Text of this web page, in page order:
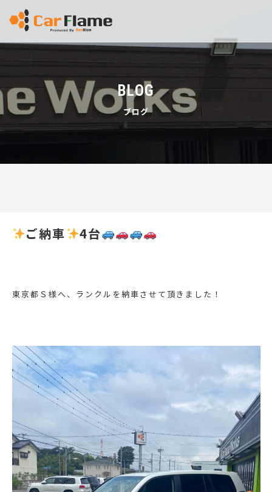
BLOG
ブログ
ご納車 4台
東京都Ｓ様へ、ランクルを納車させて頂きました！